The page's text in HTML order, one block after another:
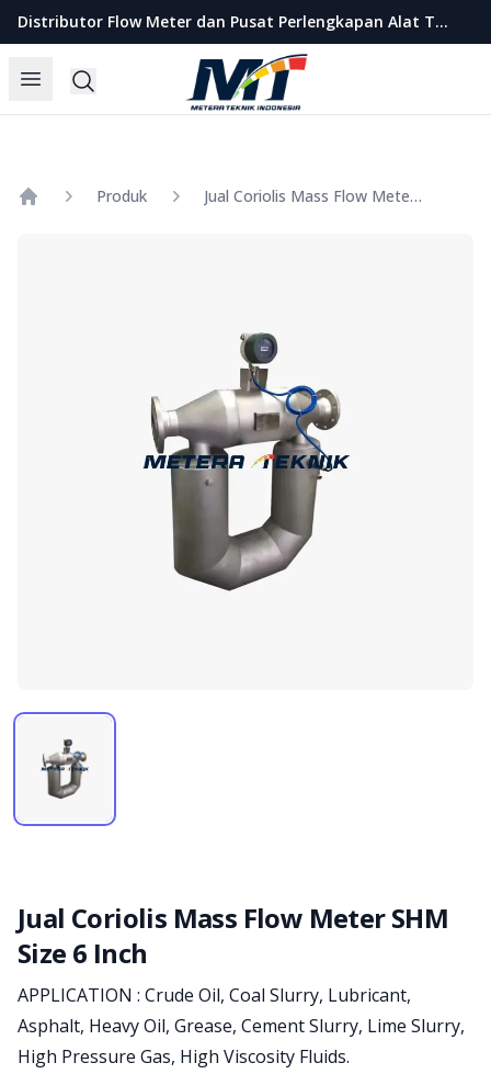
Distributor Flow Meter dan Pusat Perlengkapan Alat Teknik Indonesia
Open menu
Search
Metera Teknik Indonesia
Produk Jual Coriolis Mass Flow Meter SHM Size 6 Inch
Jual Coriolis Mass Flow Meter SHM
Size 6 Inch
Product information
APPLICATION : Crude Oil, Coal Slurry, Lubricant,
Asphalt, Heavy Oil, Grease, Cement Slurry, Lime Slurry,
High Pressure Gas, High Viscosity Fluids.